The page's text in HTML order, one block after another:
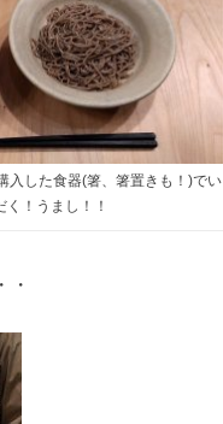
入した食器(箸、箸置きも！)でい
く！うまし！！
・